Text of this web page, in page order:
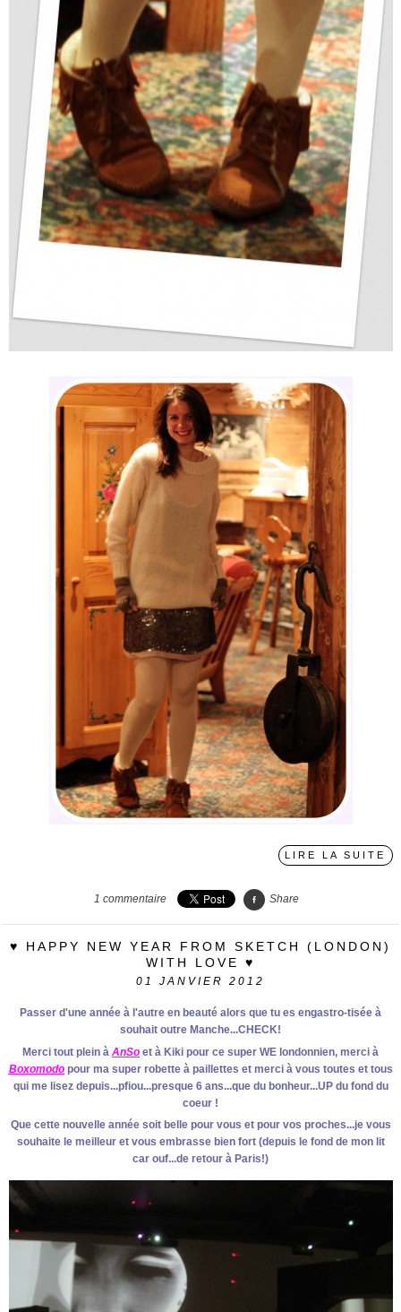
LIRE LA SUITE
1 commentaire Share
♥ HAPPY NEW YEAR FROM SKETCH (LONDON)
WITH LOVE ♥
01 JANVIER 2012
Passer d'une année à l'autre en beauté alors que tu es engastro-tisée à
souhait outre Manche...CHECK!
Merci tout plein à AnSo et à Kiki pour ce super WE londonnien, merci à
Boxomodopour ma super robette à paillettes et merci à vous toutes et tous
qui me lisez depuis...pfiou...presque 6 ans...que du bonheur...UP du fond du
coeur !
Que cette nouvelle année soit belle pour vous et pour vos proches...je vous
souhaite le meilleur et vous embrasse bien fort (depuis le fond de mon lit
car ouf...de retour à Paris!)